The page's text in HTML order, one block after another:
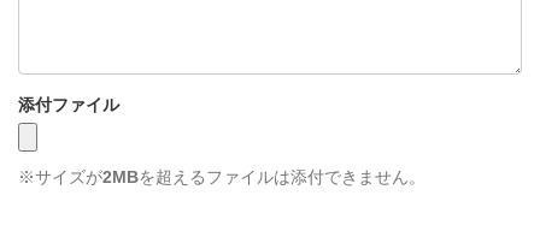
添付ファイル
※サイズが2MBを超えるファイルは添付できません。